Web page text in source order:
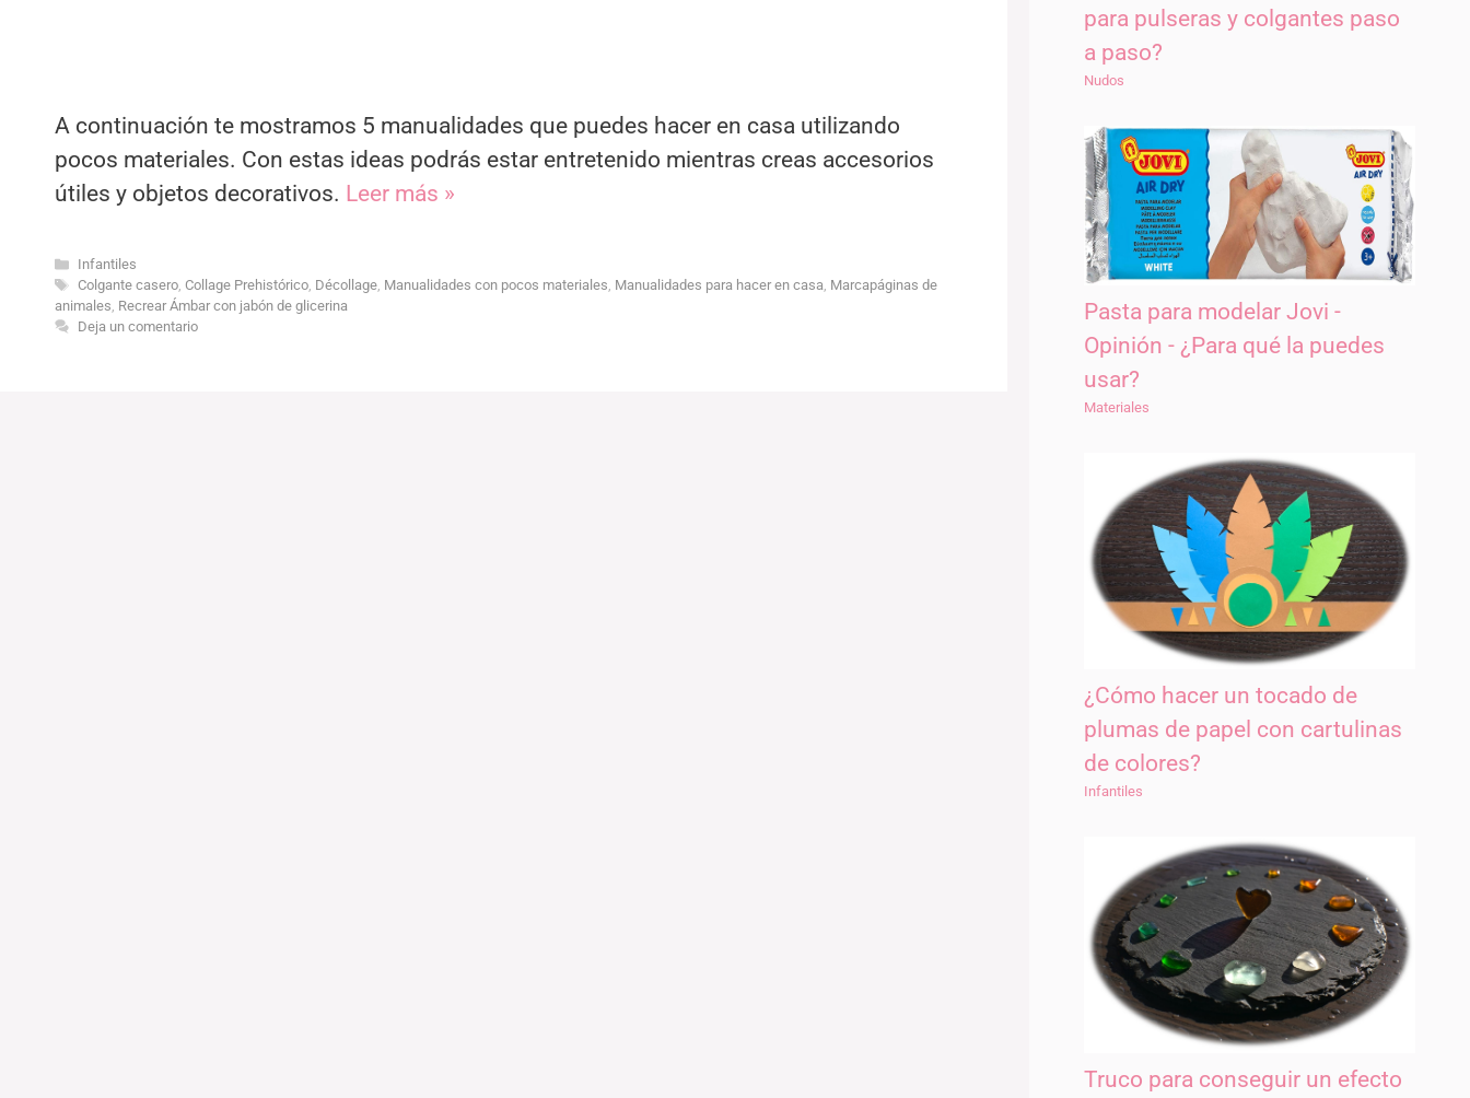
A continuación te mostramos 5 manualidades que puedes hacer en casa utilizando
pocos materiales. Con estas ideas podrás estar entretenido mientras creas accesorios
útiles y objetos decorativos. Leer más »
Categorías
Infantiles
Etiquetas
Colgante casero, Collage Prehistórico, Décollage, Manualidades con pocos materiales Manualidades para hacer en casa Marcapáginas de
animales Recrear Ámbar con jabón de glicerina
Deja un comentario
para pulseras y colgantes paso
a paso?
Nudos
Pasta para modelar Jovi -
Opinión - ¿Para qué la puedes
usar?
Materiales
¿Cómo hacer un tocado de
plumas de papel con cartulinas
de colores?
Infantiles
Truco para conseguir un efecto